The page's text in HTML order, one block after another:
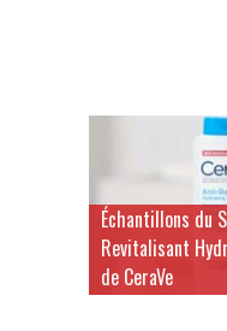
Échantillons du
Revitalisant
de CeraVe